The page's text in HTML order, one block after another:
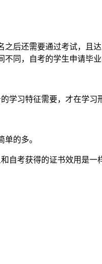
还需要通过考试，且
同，自考的学生申请毕
习特征需要，才在学习
的多。
考获得的证书效用是一